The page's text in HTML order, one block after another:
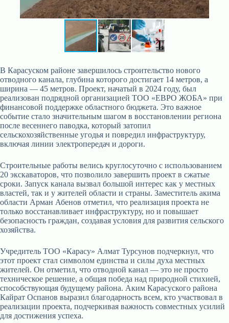
В Карасуском районе завершилось строительство нового
отводного канала, глубина которого достигает 14 метров, а
ширина — 45 метров. Проект, начатый в 2024 году, был
реализован подрядной организацией ТОО «ЕВРО ЖОБА» при
финансовой поддержке областного бюджета. Это важное
событие стало значительным шагом в восстановлении региона
после весеннего паводка, который затопил
сельскохозяйственные угодья и повредил инфраструктуру,
включая линии электропередач и дороги.
Строительные работы велись круглосуточно с использованием
20 экскаваторов, что позволило завершить проект в сжатые
сроки. Запуск канала вызвал большой интерес как у местных
властей, так и у жителей области и страны. Заместитель акима
области Арман Абенов отметил, что реализация проекта не
только восстанавливает инфраструктуру, но и повышает
безопасность граждан, создавая условия для развития сельского
хозяйства.
Учредитель ТОО «Карасу» Алмат Турсунов подчеркнул, что
этот проект стал символом единства и силы духа местных
жителей. Он отметил, что отводной канал — это не просто
техническое решение, а общая победа над природной стихией,
способствующая будущему района. Аким Карасуского района
Кайрат Оспанов выразил благодарность всем, кто участвовал в
реализации проекта, подчеркивая важность совместных усилий
для достижения успеха.